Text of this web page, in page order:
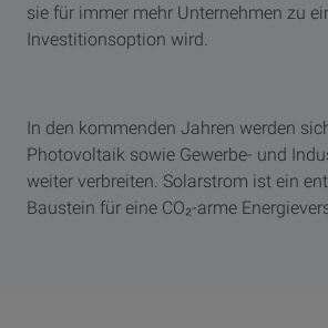
sie für immer mehr Unternehmen zu
Investitionsoption wird.
In den kommenden Jahren werden
Photovoltaik sowie Gewerbe- und
weiter verbreiten. Solarstrom ist ein
Baustein für eine CO₂-arme